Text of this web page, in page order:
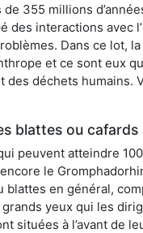
355 millions
des interactions
Dans ce lot,
et ce sont eux
déchets
blattes ou cafards
peuvent atteindre
le
blattes en général,
yeux qui les
situées à l’avant de